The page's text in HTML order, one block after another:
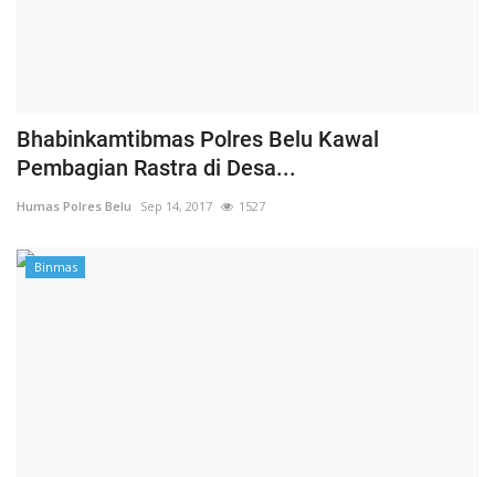
Bhabinkamtibmas Polres Belu Kawal
Pembagian Rastra di Desa...
Humas Polres Belu Sep 14, 2017 1527
Binmas